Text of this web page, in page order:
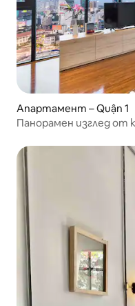
Апартамент – Quận 1
Панорамен изглед от